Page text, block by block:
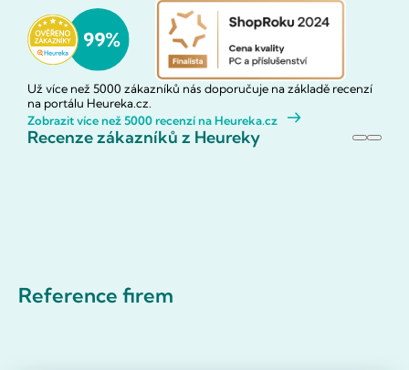
Už více než 5000 zákazníků nás doporučuje na základě recenzí
na portálu Heureka.cz.
Zobrazit více než 5000 recenzí na Heureka.cz
Recenze zákazníků z Heureky
Reference firem